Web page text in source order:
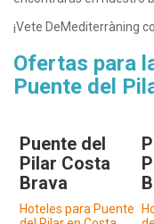
¡Vete DeMediterràning
Ofertas para
Puente del
Puente del
Pilar Costa
Brava
Hoteles para Puente